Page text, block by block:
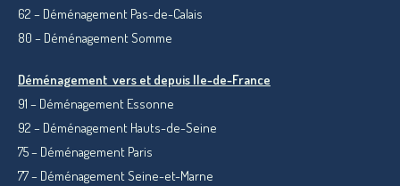
62 – Déménagement Pas-de-Calais
80 – Déménagement Somme
Déménagement vers et depuis Ile-de-France
91 – Déménagement Essonne
92 – Déménagement Hauts-de-Seine
75 – Déménagement Paris
77 – Déménagement Seine-et-Marne